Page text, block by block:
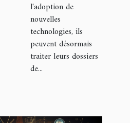
l'adoption de
nouvelles
technologies, ils
peuvent désormais
traiter leurs dossiers
de...